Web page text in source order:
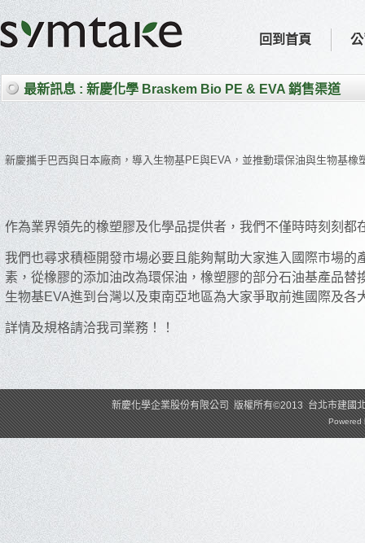
回到首頁
最新訊息 : 新慶化學 Braskem Bio PE & EVA 銷售渠道
新慶攜手巴西與日本廠商，導入生物基PE與EVA，並推動環保油與生物基
作為業界領先的橡塑膠及化學品提供者，我們不僅時時刻刻
我們也尋求積極開發市場必要且能夠幫助大家進入國際市場的
素， 從橡膠的添加油改為環保油，橡塑膠的部分石油基產品替
生物基EVA進到台灣以及東南亞地區為大家爭取前進國際及各
詳情及規格請洽我司業務！！
新慶化學企業股份有限公司 版權所有©2013 台北市建
Powered